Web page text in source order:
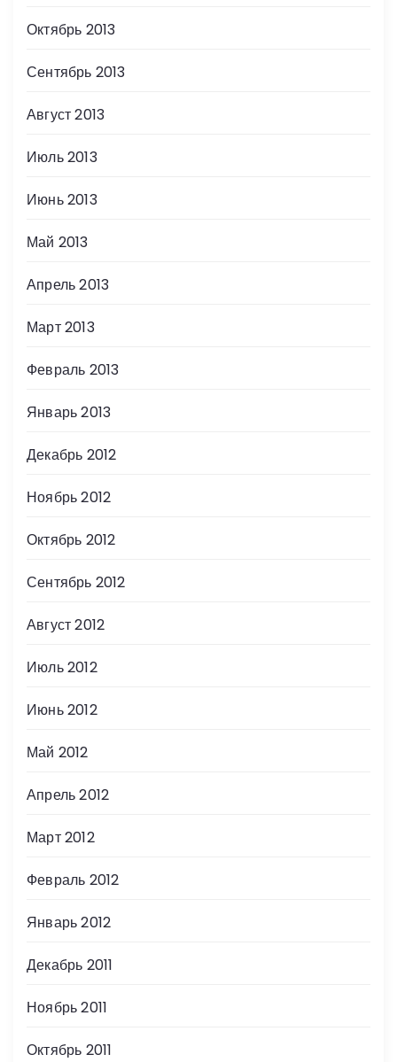
Октябрь 2013
Сентябрь 2013
Август 2013
Июль 2013
Июнь 2013
Май 2013
Апрель 2013
Март 2013
Февраль 2013
Январь 2013
Декабрь 2012
Ноябрь 2012
Октябрь 2012
Сентябрь 2012
Август 2012
Июль 2012
Июнь 2012
Май 2012
Апрель 2012
Март 2012
Февраль 2012
Январь 2012
Декабрь 2011
Ноябрь 2011
Октябрь 2011